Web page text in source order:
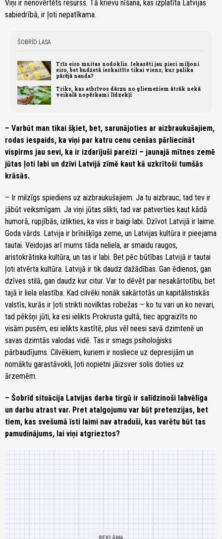
Viņi ir nenovērtēts resurss. Tā krievu nīšana, kas izplatīta Latvijas
sabiedrībā, ir ļoti nepatīkama.
ŠOBRĪD LASA
Trīs eiro muitas nodoklis. Iekasēti jau pieci miljoni
eiro, bet budžetā ieskaitīts tikai viens; kur palika
pārējā nauda?
Triks, kas atbrīvos dārzu no gliemežiem ātrāk nekā
veikalā nopērkami līdzekļi
– Varbūt man tikai šķiet, bet, sarunājoties ar aizbraukušajiem,
rodas iespaids, ka viņi par katru cenu cenšas pārliecināt
vispirms jau sevi, ka ir izdarījuši pareizi – jaunajā mītnes zemē
jūtas ļoti labi un dzīvi Latvijā zīmē kaut kā uzkrītoši tumšās
krāsās.
– Ir milzīgs spiediens uz aizbraukušajiem. Ja tu aizbrauc, tad tev ir
jābūt veiksmīgam. Ja viņi jūtas slikti, tad var patverties kaut kādā
humorā, rupjībās, izlikties, ka viss ir baigi labi. Dzīvot Latvijā ir laime.
Goda vārds. Latvija ir brīnišķīga zeme, un Latvijas kultūra ir pieejama
tautai. Veidojas arī mums tāda neliela, ar smaidu raugos,
aristokrātiska kultūra, un tas ir labi. Bet pēc būtības Latvijā ir tautai
ļoti atvērta kultūra. Latvijā ir tik daudz dažādības. Gan ēdienos, gan
dzīves stilā, gan daudz kur citur. Var to dēvēt par nesakārtotību, bet
tajā ir liela elastība. Kad cilvēki nonāk sakārtotās un kapitālistiskās
valstīs, kurās ir ļoti strikti novilktas robežas – ko tu vari un ko nevari,
tad pēkšņi jūti, ka esi ielikts Prokrusta gultā, tiec apgraizīts no
visām pusēm, esi ielikts kastītē, plus vēl neesi savā dzimtenē un
savas dzimtās valodas vidē. Tas ir smags psiholoģisks
pārbaudījums. Cilvēkiem, kuriem ir nosliece uz depresijām un
nomāktu garastāvokli, ļoti nopietni jāizsver solis doties uz
ārzemēm.
– Šobrīd situācija Latvijas darba tirgū ir salīdzinoši labvēlīga
un darbu atrast var. Pret atalgojumu var būt pretenzijas, bet
tiem, kas svešumā īsti laimi nav atraduši, kas varētu būt tas
pamudinājums, lai viņi atgrieztos?